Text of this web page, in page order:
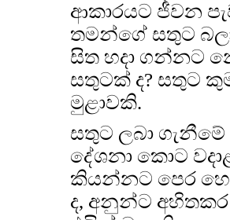
ආකාරයට ජීවන
තමන්ගේ සතුට
සිත හදා ගන්නට
සතුටක් ද? සතුට
මුළාවකි.
සතුට ලබා
දේශනා කොට
කියන්නට පෙර
ද, අනුන්ට අහිතකර